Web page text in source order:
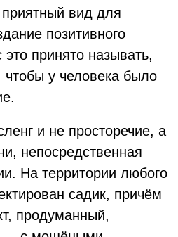
вид для
позитивного
принято называть,
чтобы у человека было
и не просторечие, а
непосредственная
На территории любого
садик, причём
продуманный,